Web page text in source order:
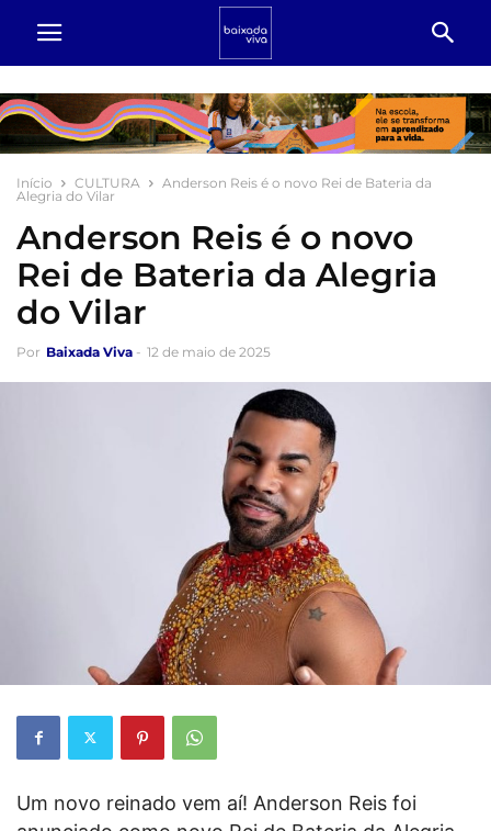
Início CULTURA
Anderson Reis é o novo Rei de Bateria da
Alegria do Vilar
Anderson Reis é o novo
Rei de Bateria da Alegria
do Vilar
Por Baixada Viva - 12 de maio de 2025
Um novo reinado vem aí! Anderson Reis foi